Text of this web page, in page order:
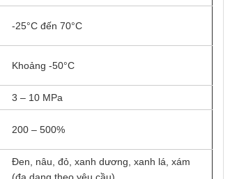
-25°C đến 70°C
Khoảng -50°C
3 – 10 MPa
200 – 500%
Đen, nâu, đỏ, xanh dương, xanh lá, xám